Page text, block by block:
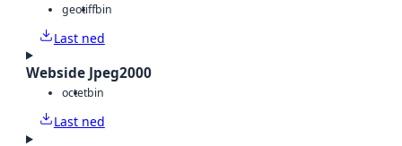
geotiffbin
Last ned
Webside Jpeg2000
octetbin
Last ned